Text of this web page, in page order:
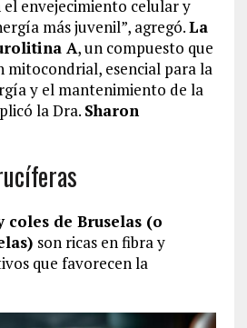
el envejecimiento celular y
más juvenil”, agregó.La
A, un compuesto que
mitocondrial, esencial para la
y el mantenimiento de la
la Dra. Sharon
de Bruselas (o
son ricas en fibra y
que favorecen la